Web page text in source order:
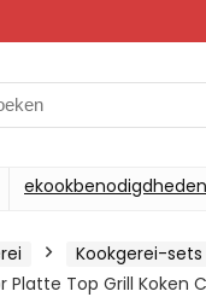
ekookbenodigdheden
Kookgerei-sets
Platte Top Grill Koken